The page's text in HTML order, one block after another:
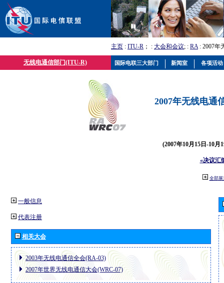
主页 : ITU-R ； : 大会和会议; : RA: 2007年
无线电通信部门(ITU-R)
2007年无线电通
(2007年10月15日-10月
«决议汇
全部展
一般信息
代表注册
相关大会
2003年无线电通信全会(RA-03)
2007年世界无线电通信大会(WRC-07)
国际电联三大部门 新闻室 各项活动